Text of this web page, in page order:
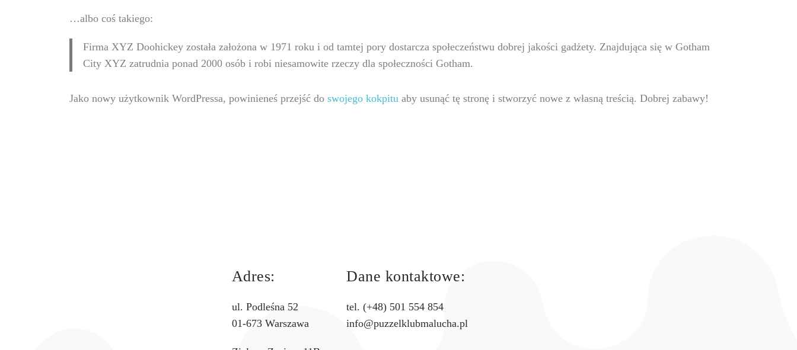
…albo coś takiego:
Firma XYZ Doohickey została założona w 1971 roku i od tamtej pory dostarcza społeczeństwu dobrej jakości gadżety. Znajdująca się w Gotham
City XYZ zatrudnia ponad 2000 osób i robi niesamowite rzeczy dla społeczności Gotham.
Jako nowy użytkownik WordPressa, powinieneś przejść do swojego kokpitu aby usunąć tę stronę i stworzyć nowe z własną treścią. Dobrej zabawy!
Adres:
ul. Podleśna 52
01-673 Warszawa
Dane kontaktowe:
tel. (+48) 501 554 854
info@puzzelklubmalucha.pl